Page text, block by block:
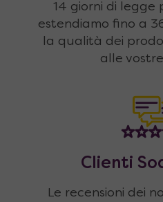
14 giorni di legge
estendiamo fino a
la qualità dei
alle
Clienti
Le recensioni dei